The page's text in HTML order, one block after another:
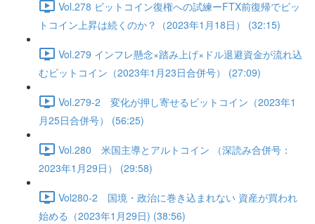
Vol.278 ビットコイン復権への試練ーFTX前復帰でビッ
トコイン上昇は続くのか？（2023年1月18日） (32:15)
Vol.279 インフレ懸念×踏み上げ×ドル退避資金が流れ込
むビットコイン（2023年1月23日合併号） (27:09)
Vol.279-2 変化が押し寄せるビットコイン（2023年1
月25日合併号） (56:25)
Vol.280 米国主導とアルトコイン （深読み合併号：
2023年1月29日） (29:58)
Vol280-2 国境・政治に巻き込まれない 資産が買われ
始める（2023年1月29日) (38:56)